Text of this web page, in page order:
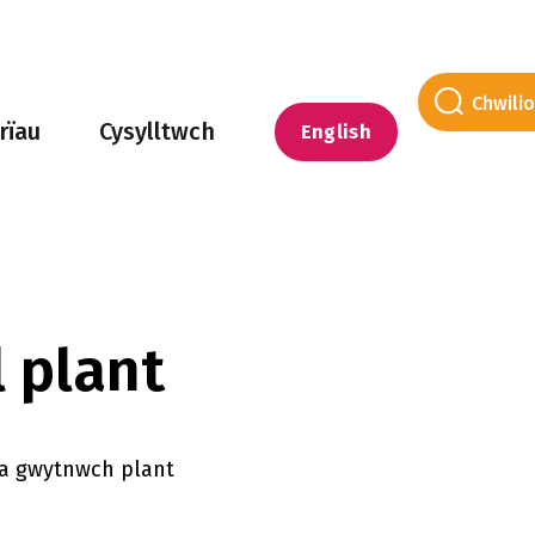
Cysylltwch English
plant
gwytnwch plant